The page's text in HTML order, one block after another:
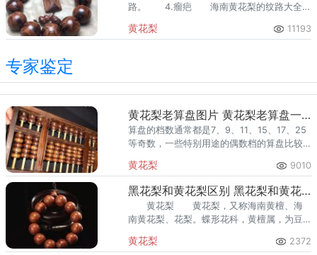
路。 4.瘤疤 海南黄花梨的纹路大全论
疤。但这四种纹路却是小编独爱的四种海黄
黄花梨 11193
专家鉴定
黄花梨老算盘图片 黄花梨老算盘一般多少钱
算盘的档数通常都是7、9、11、15、17、25
等奇数，一些特别用途的偶数档的算盘比较
黄花梨 9010
黑花梨和黄花梨区别 黑花梨和黄花梨介绍
黄花梨 黄花梨，又称海南黄檀、海
南黄花梨、花梨。蝶形花科，黄檀属，为豆
黄花梨 2372